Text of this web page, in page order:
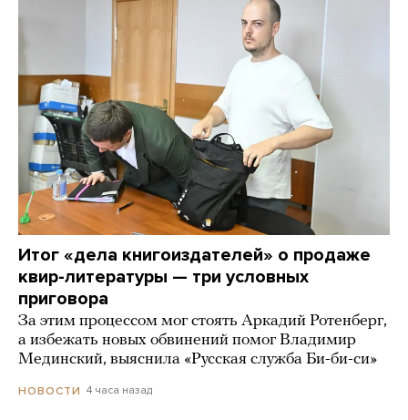
Итог «дела книгоиздателей» о продаже
квир-литературы — три условных
приговора
За этим процессом мог стоять Аркадий Ротенберг,
а избежать новых обвинений помог Владимир
Мединский, выяснила «Русская служба Би-би-си»
НОВОСТИ 4 часа назад